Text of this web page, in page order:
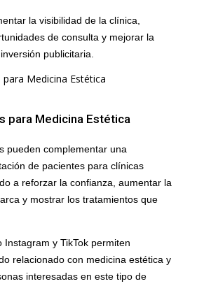
la visibilidad de la clínica,
de consulta y mejorar la
publicitaria.
para Medicina Estética
pueden complementar una
de pacientes para clínicas
a reforzar la confianza, aumentar la
y mostrar los tratamientos que
Instagram y TikTok permiten
relacionado con medicina estética y
interesadas en este tipo de